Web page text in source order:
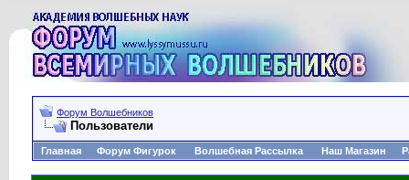
Форум Волшебников
Пользователи
Главная Форум Фигурок Волшебная Рассылка Наш Магазин